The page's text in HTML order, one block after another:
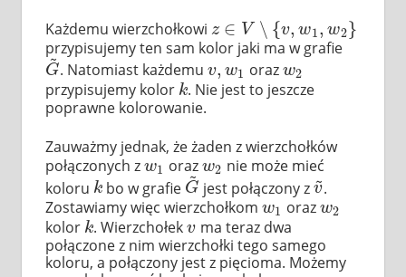
Każdemu wierzchołkowi z ∈ V ∖ {v, w1, w2}
z∈V ∖{v,w1,w 2}
przypisujemy ten sam kolor jaki ma w grafie
G
~
G~. Natomiast każdemu v, w1
v,w1 oraz w2
w2
przypisujemy kolor k
k. Nie jest to jeszcze
poprawne kolorowanie.
Zauważmy jednak, że żaden z wierzchołków
połączonych z w1
w1 oraz w2
w2 nie może mieć
koloru k
k bo w grafie G
~
G~jest połączony zv
~
v~.
Zostawiamy więc wierzchołkom w1
w1 oraz w2
w2
kolor k
k. Wierzchołekv
v ma teraz dwa
połączone z nim wierzchołki tego samego
koloru, a połączony jest z pięcioma. Możemy